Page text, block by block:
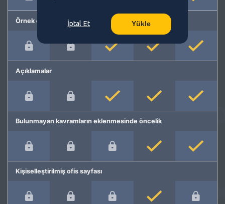
Örnek cümleler
Açıklamalar
Bulunmayan kavramların eklenmesinde öncelik
Kişiselleştirilmiş ofis sayfası
İptal Et Yükle